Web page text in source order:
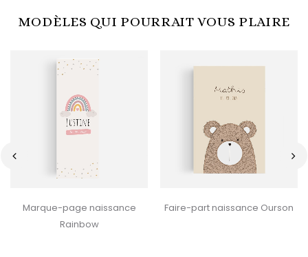
MODÈLES QUI POURRAIT VOUS PLAIRE
Marque-page naissance
Rainbow
Faire-part naissance Ourson